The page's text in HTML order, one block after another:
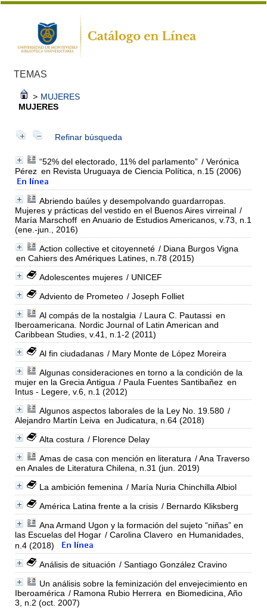
TEMAS
> MUJERES
MUJERES
Refinar búsqueda
“52% del electorado, 11% del parlamento” / Verónica
Pérez en Revista Uruguaya de Ciencia Política, n.15 (2006)
Abriendo baúles y desempolvando guardarropas.
Mujeres y prácticas del vestido en el Buenos Aires virreinal /
María Marschoff en Anuario de Estudios Americanos, v.73, n.1
(ene.-jun., 2016)
Action collective et citoyenneté / Diana Burgos Vigna
en Cahiers des Amériques Latines, n.78 (2015)
Adolescentes mujeres / UNICEF
Adviento de Prometeo / Joseph Folliet
Al compás de la nostalgia / Laura C. Pautassi en
Iberoamericana. Nordic Journal of Latin American and
Caribbean Studies, v.41, n.1-2 (2011)
Al fin ciudadanas / Mary Monte de López Moreira
Algunas consideraciones en torno a la condición de la
mujer en la Grecia Antigua / Paula Fuentes Santibañez en
Intus - Legere, v.6, n.1 (2012)
Algunos aspectos laborales de la Ley No. 19.580 /
Alejandro Martín Leiva en Judicatura, n.64 (2018)
Alta costura / Florence Delay
Amas de casa con mención en literatura / Ana Traverso
en Anales de Literatura Chilena, n.31 (jun. 2019)
La ambición femenina / María Nuria Chinchilla Albiol
América Latina frente a la crisis / Bernardo Kliksberg
Ana Armand Ugon y la formación del sujeto “niñas” en
las Escuelas del Hogar / Carolina Clavero en Humanidades,
n.4 (2018)
Análisis de situación / Santiago González Cravino
Un análisis sobre la feminización del envejecimiento en
Iberoamérica / Ramona Rubio Herrera en Biomedicina, Año
3, n.2 (oct. 2007)